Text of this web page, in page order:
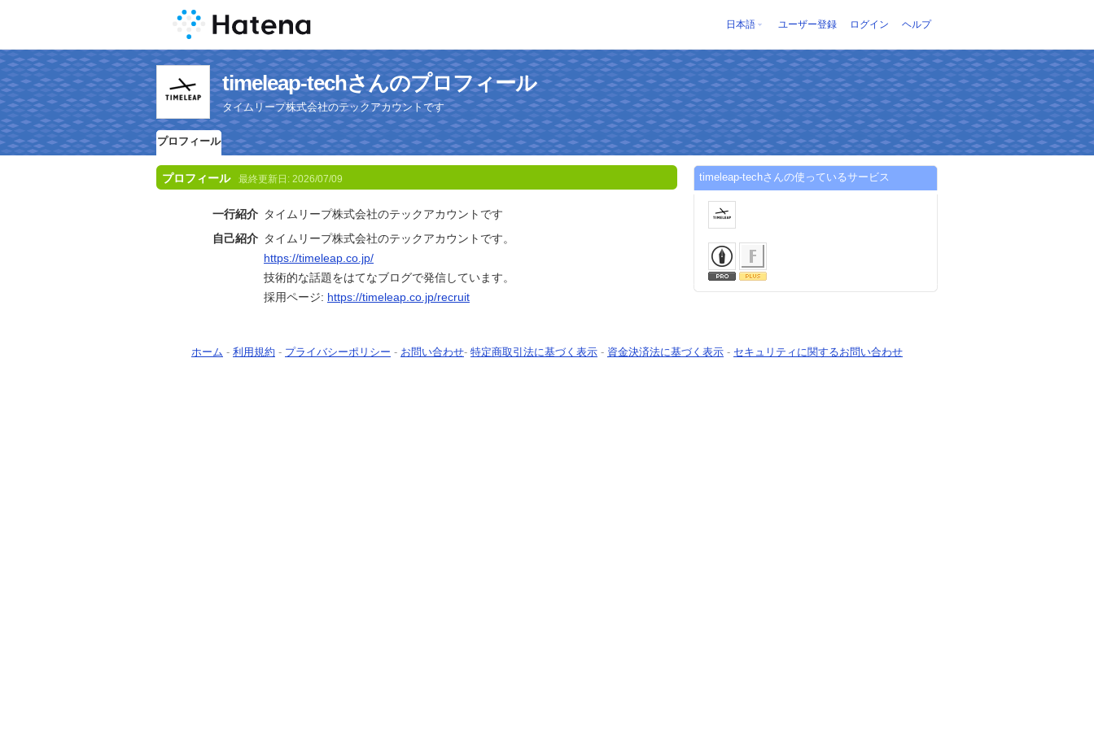
日本語 ユーザー登録 ログイン ヘルプ
timeleap-techさんのプロフィール
タイムリープ株式会社のテックアカウントです
プロフィール
プロフィール 最終更新日: 2026/07/09
一行紹介 タイムリープ株式会社のテックアカウントです
自己紹介 タイムリープ株式会社のテックアカウントです。
https://timeleap.co.jp/
技術的な話題をはてなブログで発信しています。
採用ページ: https://timeleap.co.jp/recruit
timeleap-techさんの使っているサービス
ホーム - 利用規約 - プライバシーポリシー - お問い合わせ- 特定商取引法に基づく表示 - 資金決済法に基づく表示 - セキュリティに関するお問い合わせ